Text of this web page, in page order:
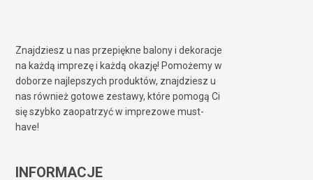
Znajdziesz u nas przepiękne balony i dekoracje
na każdą imprezę i każdą okazję! Pomożemy w
doborze najlepszych produktów, znajdziesz u
nas również gotowe zestawy, które pomogą Ci
się szybko zaopatrzyć w imprezowe must-
have!
INFORMACJE